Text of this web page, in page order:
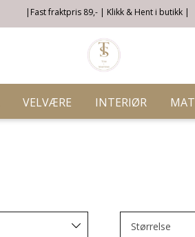
|Fast fraktpris 89,- | Klikk & Hent i butikk |
VELVÆRE INTERIØR MAT
Størrelse